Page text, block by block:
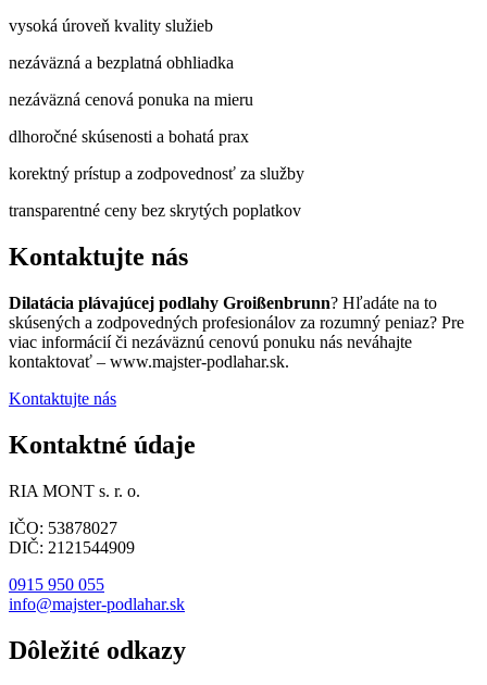
vysoká úroveň kvality služieb
nezáväzná a bezplatná obhliadka
nezáväzná cenová ponuka na mieru
dlhoročné skúsenosti a bohatá prax
korektný prístup a zodpovednosť za služby
transparentné ceny bez skrytých poplatkov
Kontaktujte nás
Dilatácia plávajúcej podlahy Groißenbrunn? Hľadáte na to
skúsených a zodpovedných profesionálov za rozumný peniaz? Pre
viac informácií či nezáväznú cenovú ponuku nás neváhajte
kontaktovať – www.majster-podlahar.sk.
Kontaktujte nás
Kontaktné údaje
RIA MONT s. r. o.
IČO: 53878027
DIČ: 2121544909
0915 950 055
info@majster-podlahar.sk
Dôležité odkazy